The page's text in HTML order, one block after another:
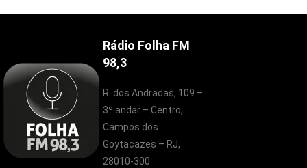
Rádio Folha FM
98,3
R. dos Andradas, 109 –
3º andar – Centro,
Campos dos
Goytacazes – RJ,
28010-300